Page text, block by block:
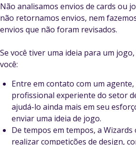
Não analisamos envios de cards ou
não retornamos envios, nem
envios que não foram revisados.
Se você tiver uma ideia para um
você:
Entre em contato com um
profissional experiente do setor
ajudá-lo ainda mais em seu
enviar uma ideia de jogo.
De tempos em tempos, a Wizards
realizar competições de design,